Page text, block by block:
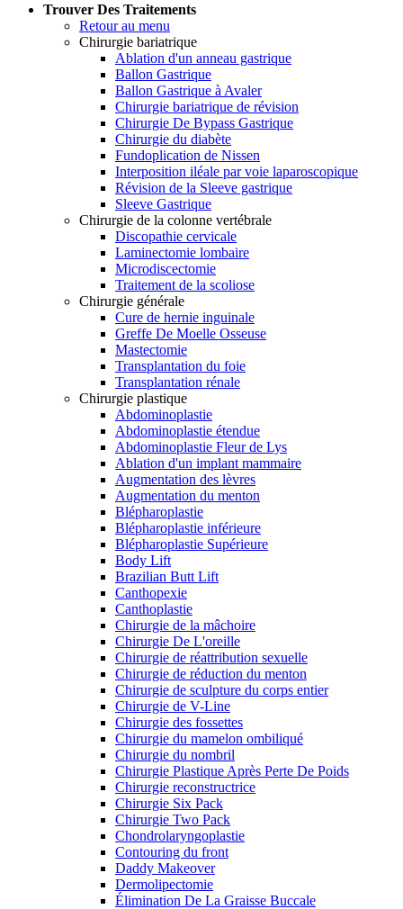
Trouver Des Traitements
Retour au menu
Chirurgie bariatrique
Ablation d'un anneau gastrique
Ballon Gastrique
Ballon Gastrique à Avaler
Chirurgie bariatrique de révision
Chirurgie De Bypass Gastrique
Chirurgie du diabète
Fundoplication de Nissen
Interposition iléale par voie laparoscopique
Révision de la Sleeve gastrique
Sleeve Gastrique
Chirurgie de la colonne vertébrale
Discopathie cervicale
Laminectomie lombaire
Microdiscectomie
Traitement de la scoliose
Chirurgie générale
Cure de hernie inguinale
Greffe De Moelle Osseuse
Mastectomie
Transplantation du foie
Transplantation rénale
Chirurgie plastique
Abdominoplastie
Abdominoplastie étendue
Abdominoplastie Fleur de Lys
Ablation d'un implant mammaire
Augmentation des lèvres
Augmentation du menton
Blépharoplastie
Blépharoplastie inférieure
Blépharoplastie Supérieure
Body Lift
Brazilian Butt Lift
Canthopexie
Canthoplastie
Chirurgie de la mâchoire
Chirurgie De L'oreille
Chirurgie de réattribution sexuelle
Chirurgie de réduction du menton
Chirurgie de sculpture du corps entier
Chirurgie de V-Line
Chirurgie des fossettes
Chirurgie du mamelon ombiliqué
Chirurgie du nombril
Chirurgie Plastique Après Perte De Poids
Chirurgie reconstructrice
Chirurgie Six Pack
Chirurgie Two Pack
Chondrolaryngoplastie
Contouring du front
Daddy Makeover
Dermolipectomie
Élimination De La Graisse Buccale